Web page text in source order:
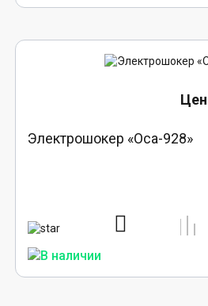
Электрошокер «Оса-928»